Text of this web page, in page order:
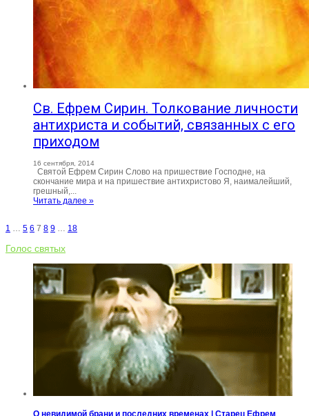
Св. Ефрем Сирин. Толкование личности
антихриста и событий, связанных с его
приходом
16 сентября, 2014
Святой Ефрем Сирин Слово на пришествие Господне, на
скончание мира и на пришествие антихристово Я, наималейший,
грешный,...
Читать далее »
1 5 6 7 8 9 18
Голос святых
О невидимой брани и последних временах | Старец Ефрем